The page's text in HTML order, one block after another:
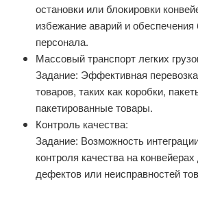
остановки или блокировки
избежание аварий и обеспечения
персонала.
Массовый транспорт легких
Задание: Эффективная перевозка
товаров, таких как коробки,
пакетированные товары.
Контроль качества:
Задание: Возможность
контроля качества на
дефектов или неисправностей